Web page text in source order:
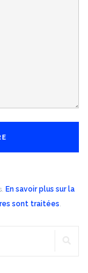
En savoir plus sur la
sont traitées